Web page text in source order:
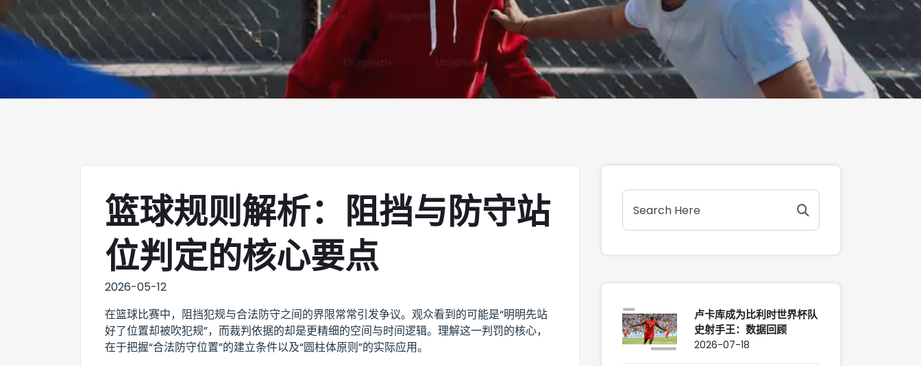
篮球规则解析：阻挡与防守站
位判定的核心要点
2026-05-12
在篮球比赛中，阻挡犯规与合法防守之间的界限常常引发争议。观众看到的可能是“明明先站
好了位置却被吹犯规”，而裁判依据的却是更精细的空间与时间逻辑。理解这一判罚的核心，
在于把握“合法防守位置”的建立条件以及“圆柱体原则”的实际应用。
卢卡库成为比利时世界杯队
史射手王：数据回顾
2026-07-18